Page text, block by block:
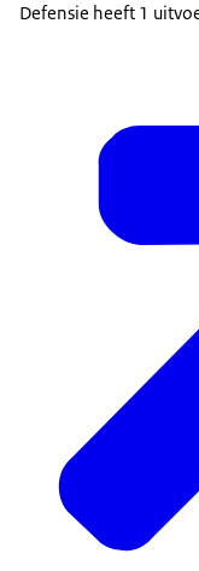
Defensie heeft 1